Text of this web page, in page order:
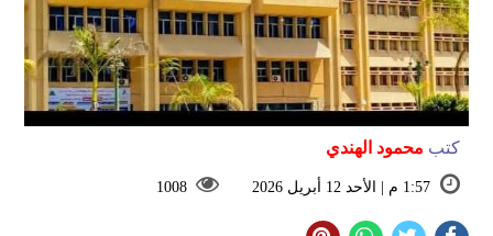
كتب محمود الهندي
1:57 م | الأحد 12 أبريل 2026 1008